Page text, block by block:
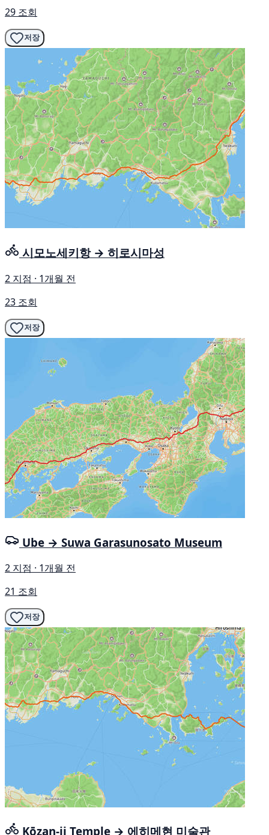
29 조회
저장
시모노세키항 → 히로시마성
2 지점 · 1개월 전
23 조회
저장
Ube → Suwa Garasunosato Museum
2 지점 · 1개월 전
21 조회
저장
Kōzan-ji Temple → 에히메현 미술관